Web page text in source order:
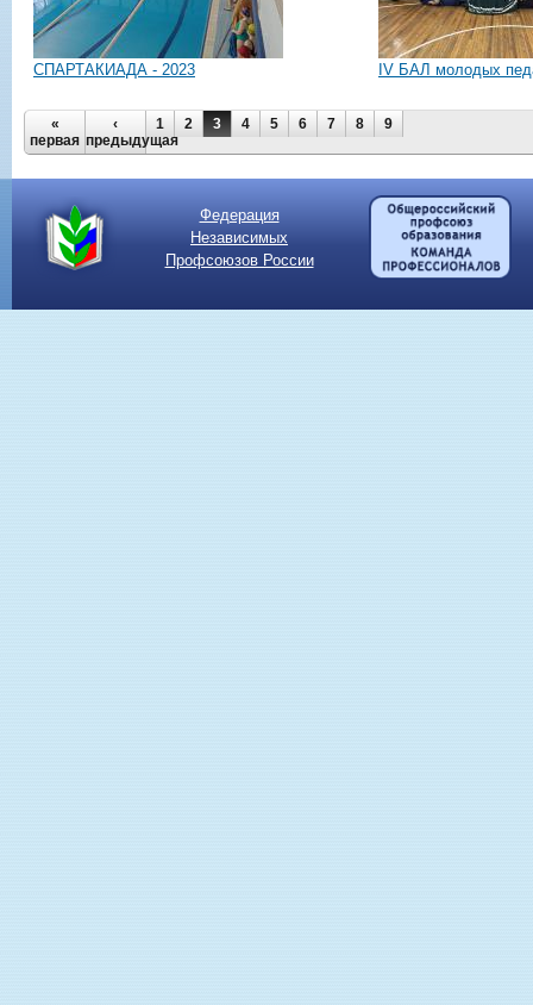
СПАРТАКИАДА - 2023 IV БАЛ молодых
Страницы
«
первая
‹
предыдущая
1 2 3 4 5 6 7 8 9
Федерация
Независимых
Профсоюзов России